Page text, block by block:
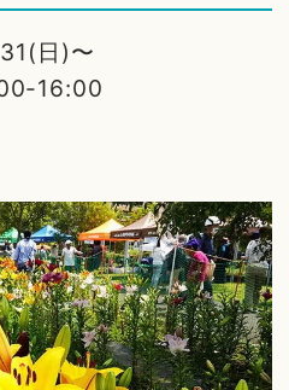
日)〜
16:00